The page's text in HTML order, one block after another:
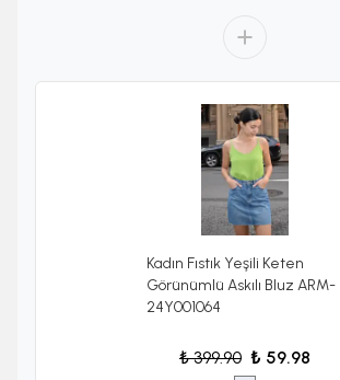
Kadın Fıstık Yeşili Keten
Görünümlü Askılı Bluz ARM-
24Y001064
₺ 399.90 ₺ 59.98